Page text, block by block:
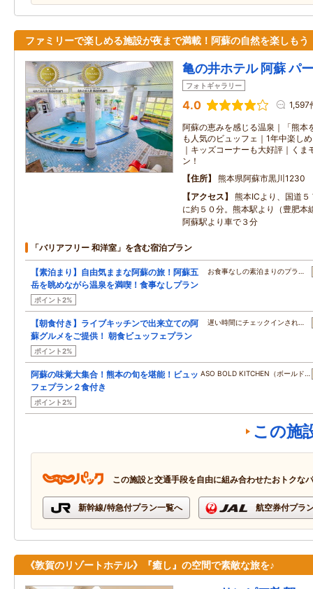
ファミリーで楽しめる施設が夜まで満載！阿蘇の自然を楽しもう
亀の井ホテル 阿蘇 パ
フォトギャラリー
4.0 1,597
阿蘇の恵みを感じる温泉｜「熊本
も人気のビュッフェ｜1年中楽し
｜キッズコーナーも大好評｜く
ン！
住所
熊本県阿蘇市黒川1230
アクセス
熊本ICより、国道
に約５０分。熊本駅より（豊肥本
阿蘇駅より車で３分
「バリアフリー 和洋室」を含む宿泊プラン
【素泊まり】自由気ままな阿蘇の旅！阿蘇五
岳を眺めながら温泉を満喫！食事なしプラン
ポイント2%
お食事なしの素泊まりのプラ…
【朝食付き】ライブキッチンで出来立ての阿
蘇グルメをご提供！ 朝食ビュッフェプラン
ポイント2%
遅い時間にチェックインされ…
阿蘇の味覚大集合！熊本の旬を堪能！ビュッ
フェプラン２食付き
ポイント2%
ASO BOLD KITCHEN（ボールド…
この施
この施設と交通手段を自由に組み合わせたおトクな
新幹線/特急付プラン一覧へ 航空券付プラ
《敦賀のリゾートホテル》『癒し』の空間で素敵な旅を♪